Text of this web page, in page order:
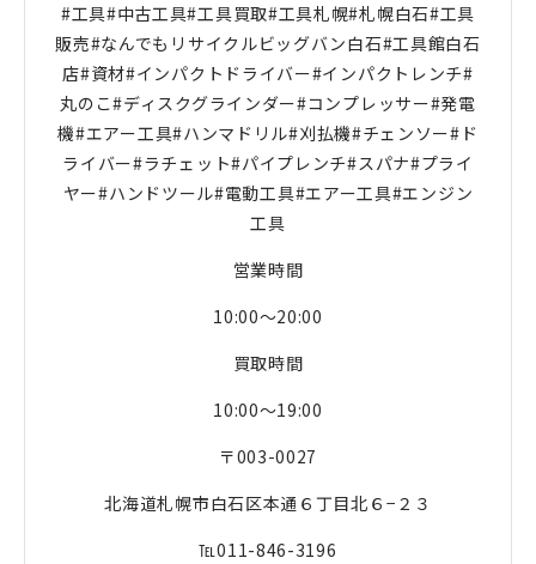
#工具#中古工具#工具買取#工具札幌#札幌白石#工具
販売#なんでもリサイクルビッグバン白石#工具館白石
店#資材#インパクトドライバー#インパクトレンチ#
丸のこ#ディスクグラインダー#コンプレッサー#発電
機#エアー工具#ハンマドリル#刈払機#チェンソー#ド
ライバー#ラチェット#パイプレンチ#スパナ#プライ
ヤー#ハンドツール#電動工具#エアー工具#エンジン
工具
営業時間
10:00〜20:00
買取時間
10:00〜19:00
〒003-0027
北海道札幌市白石区本通６丁目北６−２３
℡011-846-3196